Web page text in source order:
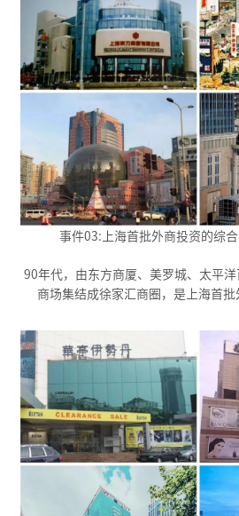
事件03:上海首批外商投资的综
90年代，由东方商厦、美罗城、太平
商场集结成徐家汇商圈，是上海首批